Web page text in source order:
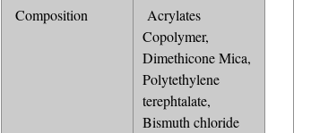
Composition
Acrylates
Copolymer,
Dimethicone Mica,
Polytethylene
terephtalate,
Bismuth chloride